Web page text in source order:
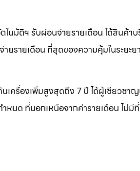
นมัติฯ รับผ่อนจ่ายรายเดือน ได้สินค้า
ยรายเดือน ที่สุดของความคุ้มในระยะย
เครื่องเพิ่มสูงสุดถึง 7 ปี ได้ผู้เชียวชา
หนด ที่นอกเหนือจากค่ารายเดือน ไม่มี